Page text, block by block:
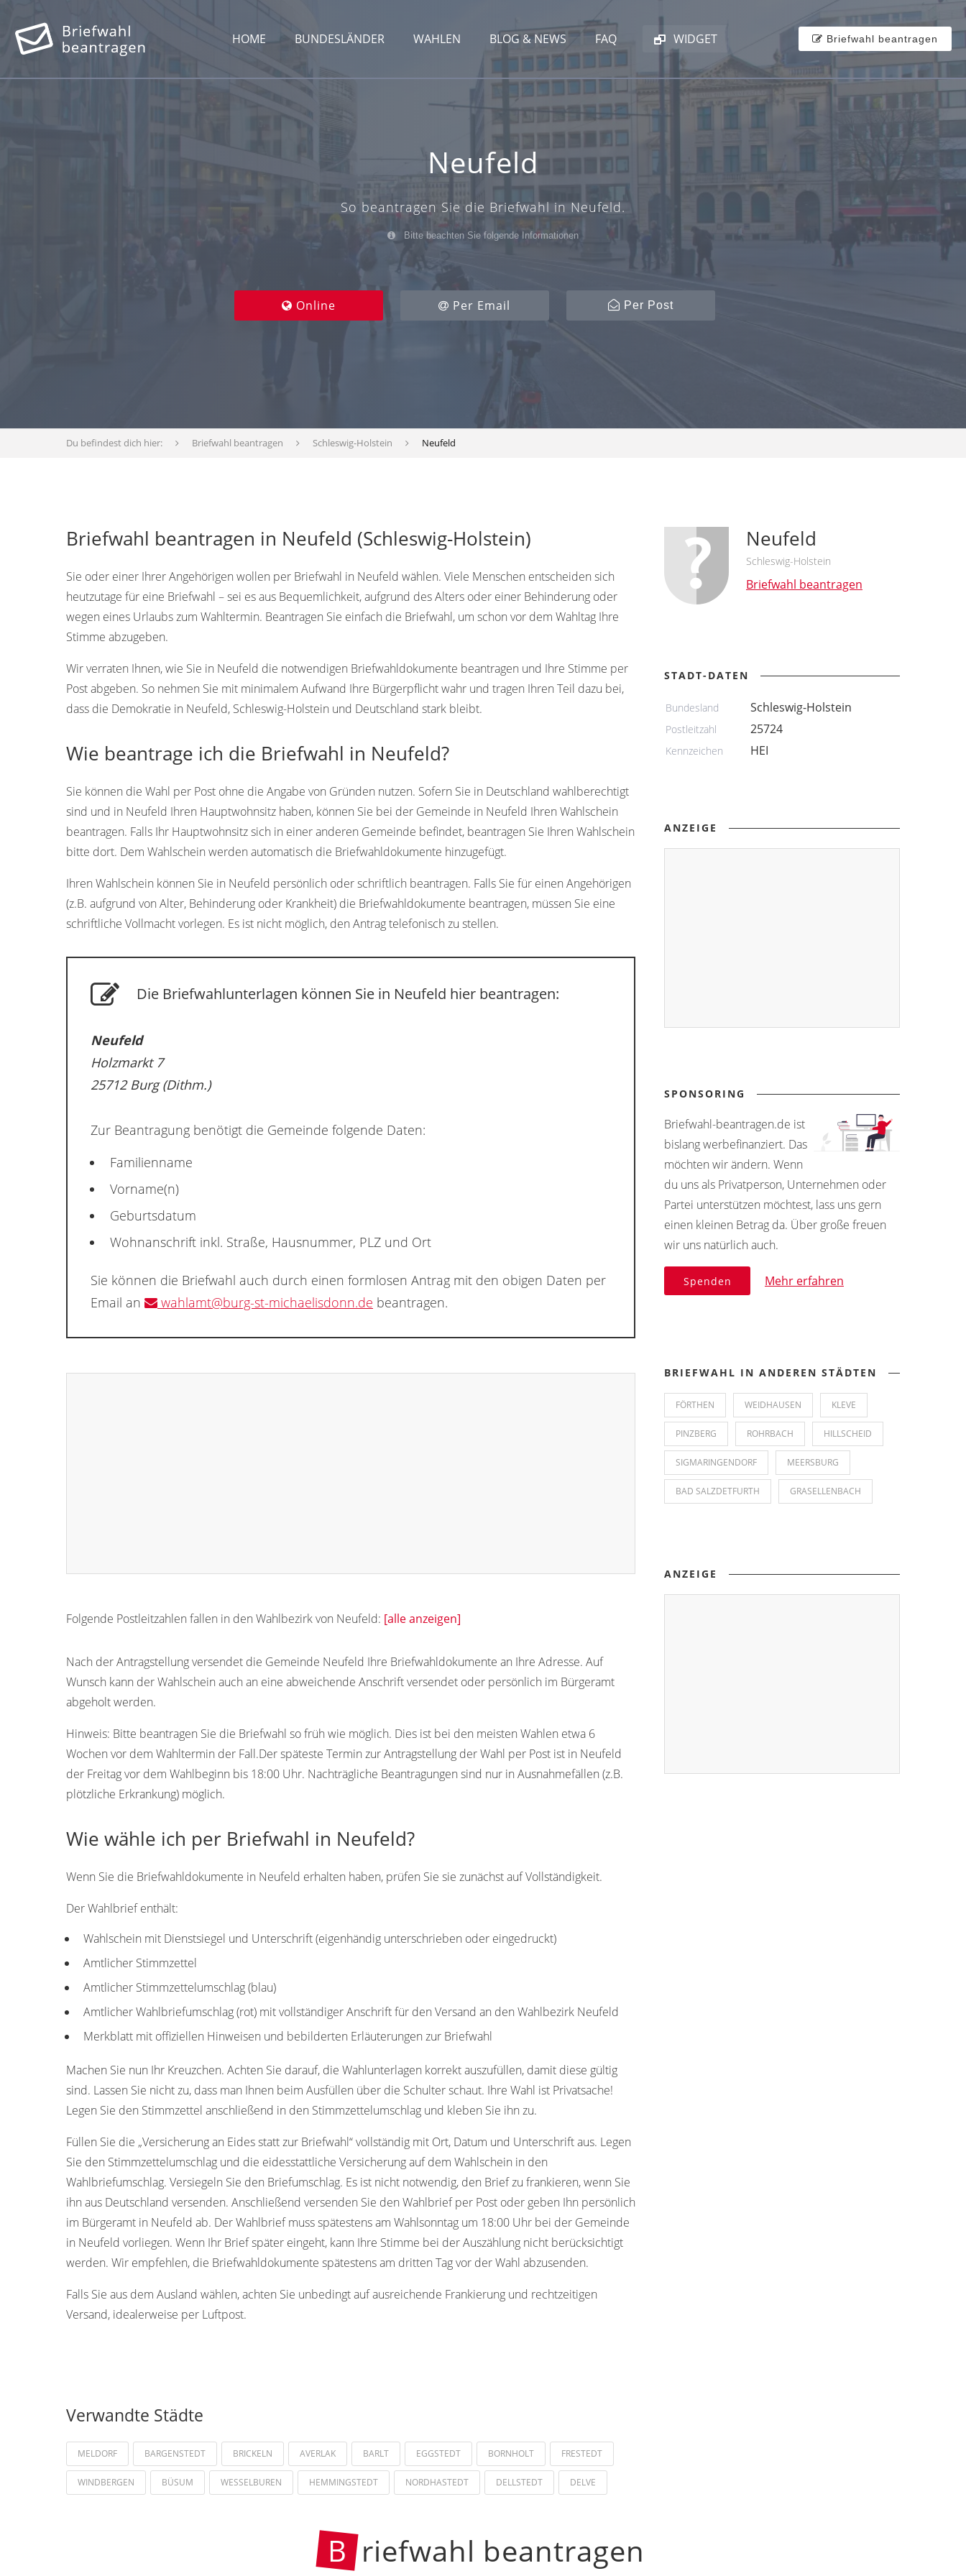
HOME BUNDESLÄNDER WAHLEN BLOG & NEWS FAQ WIDGET Briefwahl beantragen
Neufeld
So beantragen Sie die Briefwahl in Neufeld.
Bitte beachten Sie folgende Informationen
Online Per Email Per Post
Du befindest dich hier: Briefwahl beantragen Schleswig-Holstein Neufeld
Briefwahl beantragen in Neufeld (Schleswig-Holstein)
Sie oder einer Ihrer Angehörigen wollen per Briefwahl in Neufeld wählen. Viele Menschen entscheiden sich
heutzutage für eine Briefwahl – sei es aus Bequemlichkeit, aufgrund des Alters oder einer Behinderung oder
wegen eines Urlaubs zum Wahltermin. Beantragen Sie einfach die Briefwahl, um schon vor dem Wahltag Ihre
Stimme abzugeben.
Wir verraten Ihnen, wie Sie in Neufeld die notwendigen Briefwahldokumente beantragen und Ihre Stimme per
Post abgeben. So nehmen Sie mit minimalem Aufwand Ihre Bürgerpflicht wahr und tragen Ihren Teil dazu bei,
dass die Demokratie in Neufeld, Schleswig-Holstein und Deutschland stark bleibt.
Wie beantrage ich die Briefwahl in Neufeld?
Sie können die Wahl per Post ohne die Angabe von Gründen nutzen. Sofern Sie in Deutschland wahlberechtigt
sind und in Neufeld Ihren Hauptwohnsitz haben, können Sie bei der Gemeinde in Neufeld Ihren Wahlschein
beantragen. Falls Ihr Hauptwohnsitz sich in einer anderen Gemeinde befindet, beantragen Sie Ihren Wahlschein
bitte dort. Dem Wahlschein werden automatisch die Briefwahldokumente hinzugefügt.
Ihren Wahlschein können Sie in Neufeld persönlich oder schriftlich beantragen. Falls Sie für einen Angehörigen
(z.B. aufgrund von Alter, Behinderung oder Krankheit) die Briefwahldokumente beantragen, müssen Sie eine
schriftliche Vollmacht vorlegen. Es ist nicht möglich, den Antrag telefonisch zu stellen.
Die Briefwahlunterlagen können Sie in Neufeld hier beantragen:
Neufeld
Holzmarkt 7
25712 Burg (Dithm.)
Zur Beantragung benötigt die Gemeinde folgende Daten:
Familienname
Vorname(n)
Geburtsdatum
Wohnanschrift inkl. Straße, Hausnummer, PLZ und Ort
Sie können die Briefwahl auch durch einen formlosen Antrag mit den obigen Daten per
Email an
wahlamt@burg-st-michaelisdonn.de beantragen.
Folgende Postleitzahlen fallen in den Wahlbezirk von Neufeld: [alle anzeigen]
Nach der Antragstellung versendet die Gemeinde Neufeld Ihre Briefwahldokumente an Ihre Adresse. Auf
Wunsch kann der Wahlschein auch an eine abweichende Anschrift versendet oder persönlich im Bürgeramt
abgeholt werden.
Hinweis: Bitte beantragen Sie die Briefwahl so früh wie möglich. Dies ist bei den meisten Wahlen etwa 6
Wochen vor dem Wahltermin der Fall.Der späteste Termin zur Antragstellung der Wahl per Post ist in Neufeld
der Freitag vor dem Wahlbeginn bis 18:00 Uhr. Nachträgliche Beantragungen sind nur in Ausnahmefällen (z.B.
plötzliche Erkrankung) möglich.
Wie wähle ich per Briefwahl in Neufeld?
Wenn Sie die Briefwahldokumente in Neufeld erhalten haben, prüfen Sie sie zunächst auf Vollständigkeit.
Der Wahlbrief enthält:
Wahlschein mit Dienstsiegel und Unterschrift (eigenhändig unterschrieben oder eingedruckt)
Amtlicher Stimmzettel
Amtlicher Stimmzettelumschlag (blau)
Amtlicher Wahlbriefumschlag (rot) mit vollständiger Anschrift für den Versand an den Wahlbezirk Neufeld
Merkblatt mit offiziellen Hinweisen und bebilderten Erläuterungen zur Briefwahl
Machen Sie nun Ihr Kreuzchen. Achten Sie darauf, die Wahlunterlagen korrekt auszufüllen, damit diese gültig
sind. Lassen Sie nicht zu, dass man Ihnen beim Ausfüllen über die Schulter schaut. Ihre Wahl ist Privatsache!
Legen Sie den Stimmzettel anschließend in den Stimmzettelumschlag und kleben Sie ihn zu.
Füllen Sie die „Versicherung an Eides statt zur Briefwahl“ vollständig mit Ort, Datum und Unterschrift aus. Legen
Sie den Stimmzettelumschlag und die eidesstattliche Versicherung auf dem Wahlschein in den
Wahlbriefumschlag. Versiegeln Sie den Briefumschlag. Es ist nicht notwendig, den Brief zu frankieren, wenn Sie
ihn aus Deutschland versenden. Anschließend versenden Sie den Wahlbrief per Post oder geben Ihn persönlich
im Bürgeramt in Neufeld ab. Der Wahlbrief muss spätestens am Wahlsonntag um 18:00 Uhr bei der Gemeinde
in Neufeld vorliegen. Wenn Ihr Brief später eingeht, kann Ihre Stimme bei der Auszählung nicht berücksichtigt
werden. Wir empfehlen, die Briefwahldokumente spätestens am dritten Tag vor der Wahl abzusenden.
Falls Sie aus dem Ausland wählen, achten Sie unbedingt auf ausreichende Frankierung und rechtzeitigen
Versand, idealerweise per Luftpost.
Verwandte Städte
MELDORF BARGENSTEDT BRICKELN AVERLAK BARLT EGGSTEDT BORNHOLT FRESTEDT
WINDBERGEN BÜSUM WESSELBUREN HEMMINGSTEDT NORDHASTEDT DELLSTEDT DELVE
Neufeld
Schleswig-Holstein
Briefwahl beantragen
STADT-DATEN
Bundesland Schleswig-Holstein
Postleitzahl 25724
Kennzeichen HEI
ANZEIGE
SPONSORING
Briefwahl-beantragen.de ist
bislang werbefinanziert. Das
möchten wir ändern. Wenn
du uns als Privatperson, Unternehmen oder
Partei unterstützen möchtest, lass uns gern
einen kleinen Betrag da. Über große freuen
wir uns natürlich auch.
Spenden Mehr erfahren
BRIEFWAHL IN ANDEREN STÄDTEN
FÖRTHEN WEIDHAUSEN KLEVE
PINZBERG ROHRBACH HILLSCHEID
SIGMARINGENDORF MEERSBURG
BAD SALZDETFURTH GRASELLENBACH
ANZEIGE
B riefwahl beantragen